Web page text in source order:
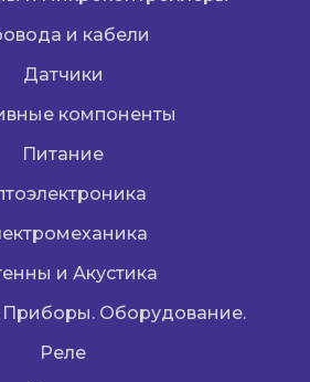
и кабели
Датчики
компоненты
Питание
и Акустика
Приборы. Оборудование.
Реле